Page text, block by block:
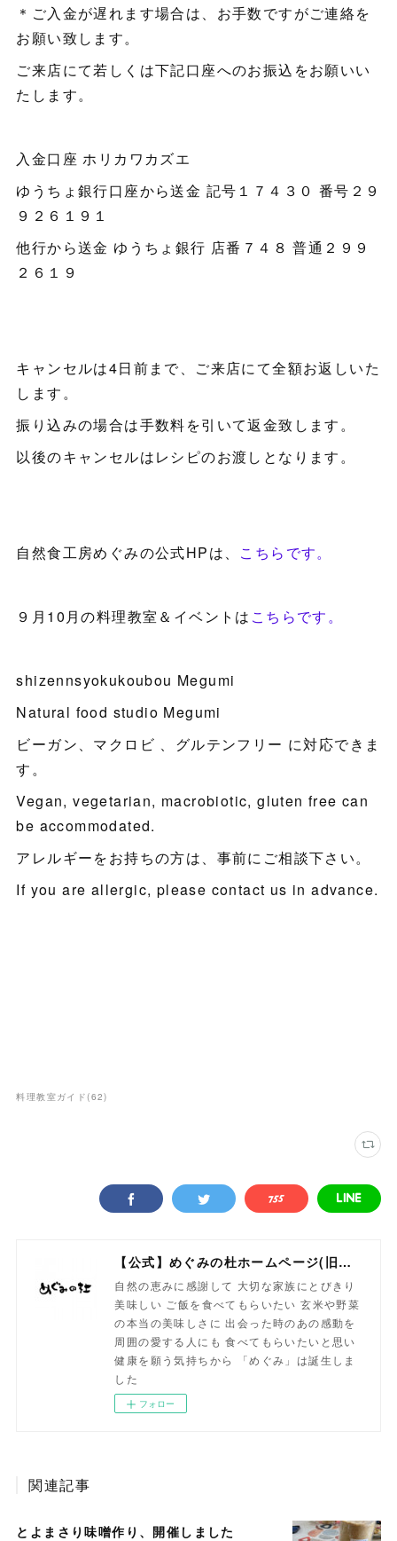
＊ご入金が遅れます場合は、お手数ですがご連絡を
お願い致します。
ご来店にて若しくは下記口座へのお振込をお願いい
たします。
入金口座 ホリカワカズエ
ゆうちょ銀行口座から送金 記号１７４３０ 番号２９
９２６１９１
他行から送金 ゆうちょ銀行 店番７４８ 普通２９９
２６１９
キャンセルは4日前まで、ご来店にて全額お返しいた
します。
振り込みの場合は手数料を引いて返金致します。
以後のキャンセルはレシピのお渡しとなります。
自然食工房めぐみの公式HPは、 こちらです。
９月10月の料理教室＆イベントは こちらです。
shizennsyokukoubou Megumi
Natural food studio Megumi
ビーガン、マクロビ 、グルテンフリー に対応できま
す。
Vegan, vegetarian, macrobiotic, gluten free can
be accommodated.
アレルギーをお持ちの方は、事前にご相談下さい。
If you are allergic, please contact us in advance.
料理教室ガイド(62)
【公式】めぐみの杜ホームページ(旧自然食工房）
自然の恵みに感謝して 大切な家族にとびきり
美味しい ご飯を食べてもらいたい 玄米や野菜
の本当の美味しさに 出会った時のあの感動を
周囲の愛する人にも 食べてもらいたいと思い
健康を願う気持ちから 「めぐみ」は誕生しま
した
フォロー
関連記事
とよまさり味噌作り、開催しました